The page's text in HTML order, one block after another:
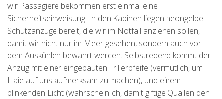
wir Passagiere bekommen erst einmal eine
Sicherheitseinweisung. In den Kabinen liegen neongelbe
Schutzanzüge bereit, die wir im Notfall anziehen sollen,
damit wir nicht nur im Meer gesehen, sondern auch vor
dem Auskühlen bewahrt werden. Selbstredend kommt der
Anzug mit einer eingebauten Trillerpfeife (vermutlich, um
Haie auf uns aufmerksam zu machen), und einem
blinkenden Licht (wahrscheinlich, damit giftige Quallen den